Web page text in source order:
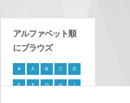
アルファベット順
にブラウズ
# A B C D
E F G H I